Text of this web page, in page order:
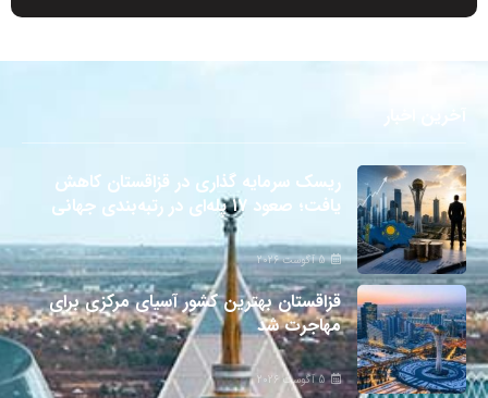
ریسک سرمایه گذاری در قزاقستان کاهش
یافت؛ صعود ۱۷ پله‌ای در رتبه‌بندی جهانی
5 آگوست 2026
قزاقستان بهترین کشور آسیای مرکزی برای
مهاجرت شد
5 آگوست 2026